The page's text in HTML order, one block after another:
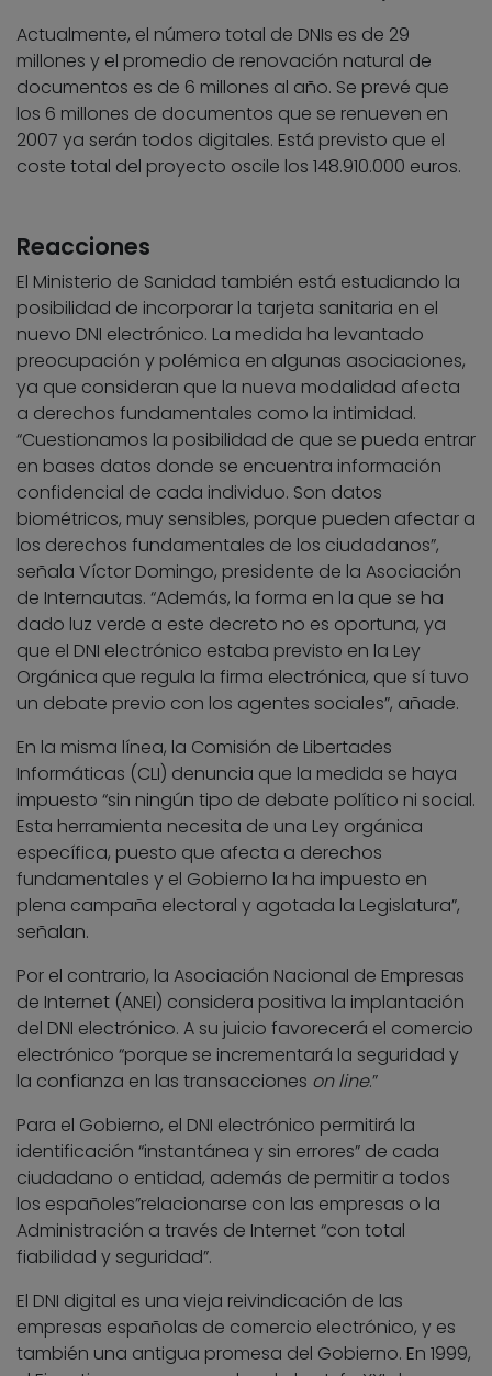
Actualmente, el número total de DNIs es de 29
millones y el promedio de renovación natural de
documentos es de 6 millones al año. Se prevé que
los 6 millones de documentos que se renueven en
2007 ya serán todos digitales. Está previsto que el
coste total del proyecto oscile los 148.910.000 euros.
Reacciones
El Ministerio de Sanidad también está estudiando la
posibilidad de incorporar la tarjeta sanitaria en el
nuevo DNI electrónico. La medida ha levantado
preocupación y polémica en algunas asociaciones,
ya que consideran que la nueva modalidad afecta
a derechos fundamentales como la intimidad.
“Cuestionamos la posibilidad de que se pueda entrar
en bases datos donde se encuentra información
confidencial de cada individuo. Son datos
biométricos, muy sensibles, porque pueden afectar a
los derechos fundamentales de los ciudadanos”,
señala Víctor Domingo, presidente de la Asociación
de Internautas. “Además, la forma en la que se ha
dado luz verde a este decreto no es oportuna, ya
que el DNI electrónico estaba previsto en la Ley
Orgánica que regula la firma electrónica, que sí tuvo
un debate previo con los agentes sociales”, añade.
En la misma línea, la Comisión de Libertades
Informáticas (CLI) denuncia que la medida se haya
impuesto “sin ningún tipo de debate político ni social.
Esta herramienta necesita de una Ley orgánica
específica, puesto que afecta a derechos
fundamentales y el Gobierno la ha impuesto en
plena campaña electoral y agotada la Legislatura”,
señalan.
Por el contrario, la Asociación Nacional de Empresas
de Internet (ANEI) considera positiva la implantación
del DNI electrónico. A su juicio favorecerá el comercio
electrónico “porque se incrementará la seguridad y
la confianza en las transacciones on line.”
Para el Gobierno, el DNI electrónico permitirá la
identificación “instantánea y sin errores” de cada
ciudadano o entidad, además de permitir a todos
los españoles”relacionarse con las empresas o la
Administración a través de Internet “con total
fiabilidad y seguridad”.
El DNI digital es una vieja reivindicación de las
empresas españolas de comercio electrónico, y es
también una antigua promesa del Gobierno. En 1999,